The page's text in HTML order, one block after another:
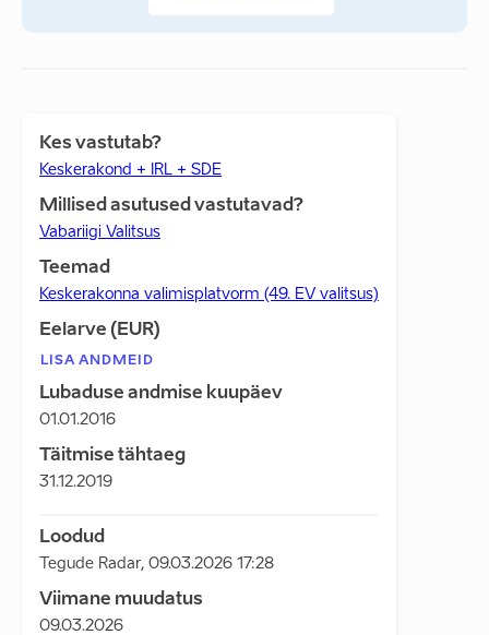
Kes vastutab?
Keskerakond + IRL + SDE
Millised asutused vastutavad?
Vabariigi Valitsus
Teemad
Keskerakonna valimisplatvorm (49. EV valitsus)
Eelarve (EUR)
LISA ANDMEID
Lubaduse andmise kuupäev
01.01.2016
Täitmise tähtaeg
31.12.2019
Loodud
Tegude Radar, 09.03.2026 17:28
Viimane muudatus
09.03.2026